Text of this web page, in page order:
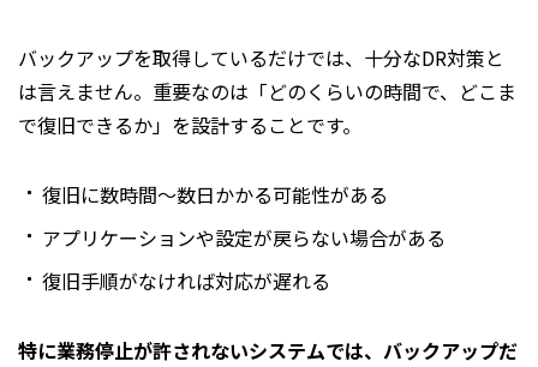
バックアップを取得しているだけでは、十分なDR対策と
は言えません。重要なのは「どのくらいの時間で、どこま
で復旧できるか」を設計することです。
復旧に数時間〜数日かかる可能性がある
アプリケーションや設定が戻らない場合がある
復旧手順がなければ対応が遅れる
特に業務停止が許されないシステムでは、バックアップだ